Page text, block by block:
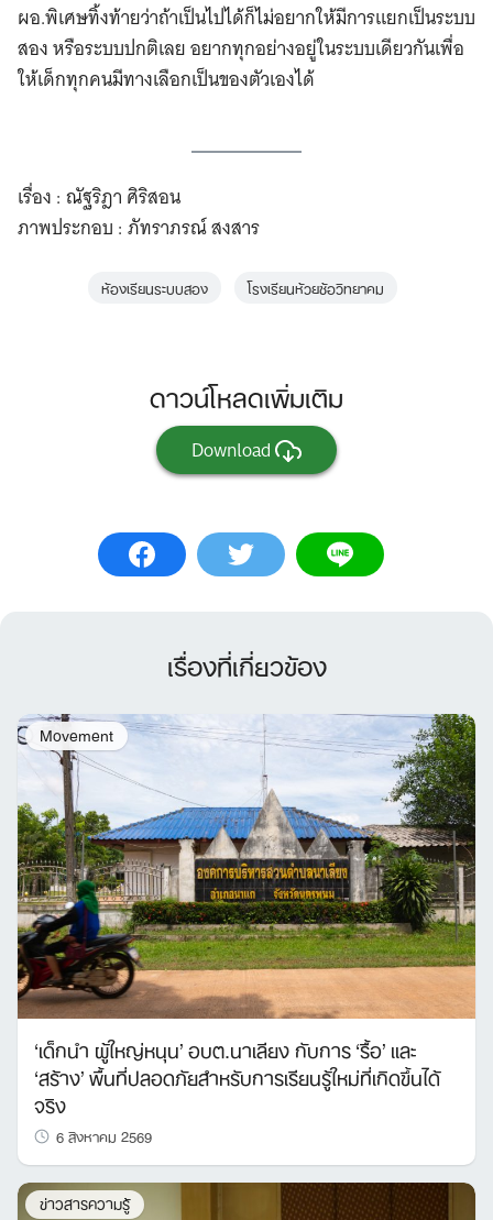
ผอ.พิเศษทิ้งท้ายว่าถ้าเป็นไปได้ก็ไม่อยากให้มีการแยกเป็นระบบ
สอง หรือระบบปกติเลย อยากทุกอย่างอยู่ในระบบเดียวกันเพื่อ
ให้เด็กทุกคนมีทางเลือกเป็นของตัวเองได้
เรื่อง : ณัฐริฎา ศิริสอน
ภาพประกอบ : ภัทราภรณ์ สงสาร
ห้องเรียนระบบสอง โรงเรียนห้วยซ้อวิทยาคม
ดาวน์โหลดเพิ่มเติม
Download
เรื่องที่เกี่ยวข้อง
Movement
‘เด็กนำ ผู้ใหญ่หนุน’ อบต.นาเลียง กับการ ‘รื้อ’ และ
‘สร้าง’ พื้นที่ปลอดภัยสำหรับการเรียนรู้ใหม่ที่เกิดขึ้นได้
จริง
6 สิงหาคม 2569
ข่าวสารความรู้